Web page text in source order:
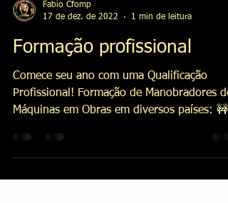
17 de dez. de 2022
1 min de leitura
Formação profissional
Comece seu ano com uma Qualificação
Máquinas em Obras em diversos países:
🚧 Faça já a sua...